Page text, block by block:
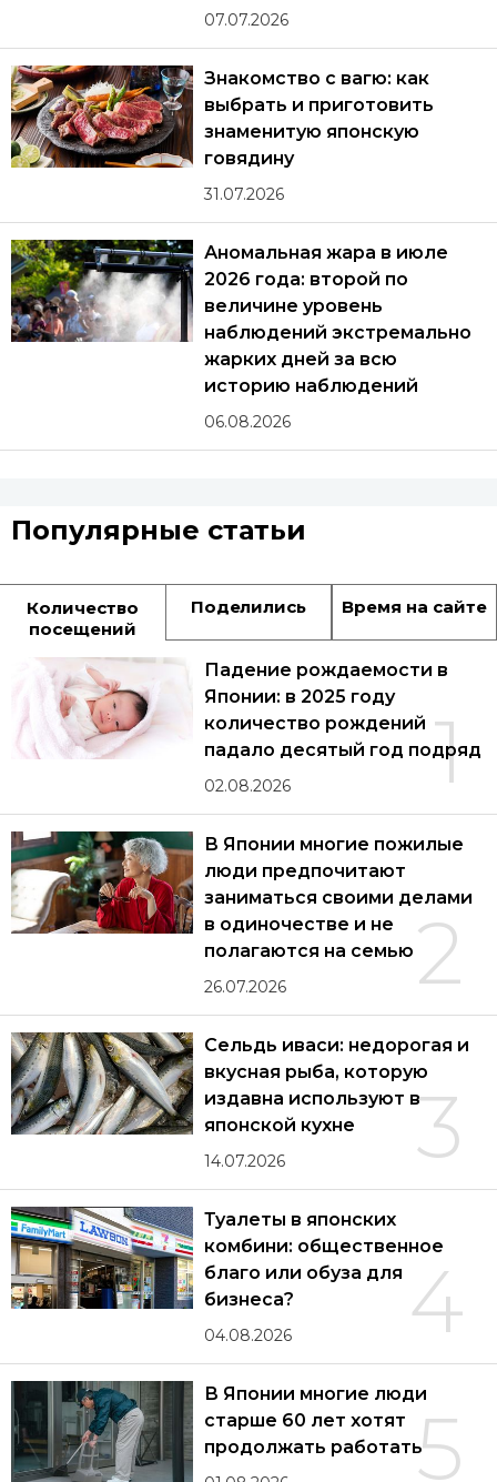
07.07.2026
Знакомство с вагю: как
выбрать и приготовить
знаменитую японскую
говядину
31.07.2026
Аномальная жара в июле
2026 года: второй по
величине уровень
наблюдений экстремально
жарких дней за всю
историю наблюдений
06.08.2026
Популярные статьи
Количество
посещений
Поделились Время на сайте
1
Падение рождаемости в
Японии: в 2025 году
количество рождений
падало десятый год подряд
02.08.2026
2
В Японии многие пожилые
люди предпочитают
заниматься своими делами
в одиночестве и не
полагаются на семью
26.07.2026
3
Сельдь иваси: недорогая и
вкусная рыба, которую
издавна используют в
японской кухне
14.07.2026
4
Туалеты в японских
комбини: общественное
благо или обуза для
бизнеса?
04.08.2026
5
В Японии многие люди
старше 60 лет хотят
продолжать работать